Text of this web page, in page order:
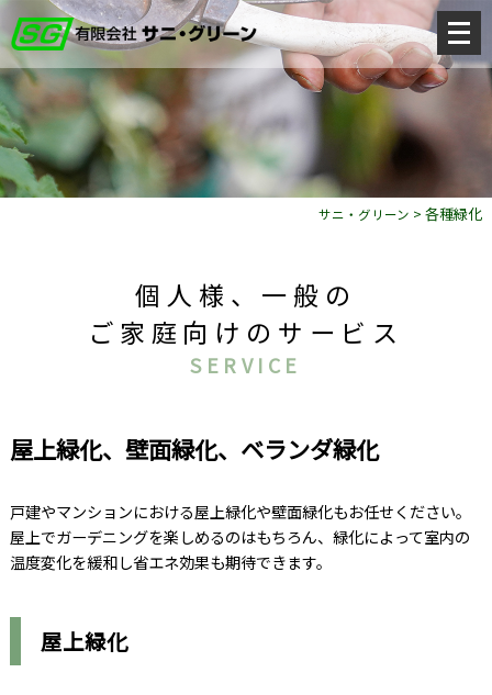
メ
ニ
ュ
ー
を
サニ・グリーン >各種緑化
個人様、一般の
ご家庭向けのサービス
SERVICE
屋上緑化、壁面緑化、ベランダ緑化
戸建やマンションにおける屋上緑化や壁面緑化もお任せください。
屋上でガーデニングを楽しめるのはもちろん、緑化によって室内の
温度変化を緩和し省エネ効果も期待できます。
屋上緑化